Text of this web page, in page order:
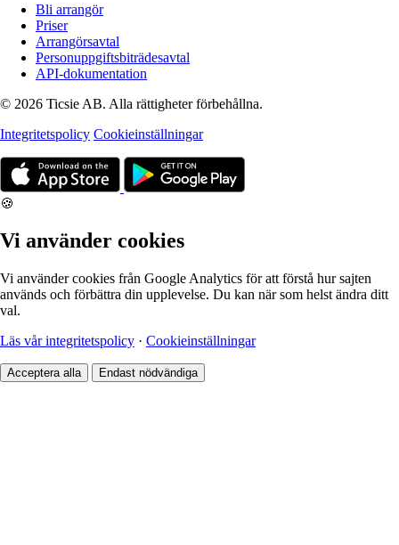
Bli arrangör
Priser
Arrangörsavtal
Personuppgiftsbiträdesavtal
API-dokumentation
© 2026 Ticsie AB. Alla rättigheter förbehållna.
Integritetspolicy Cookieinställningar
🍪
Vi använder cookies
Vi använder cookies från Google Analytics för att förstå hur sajten
används och förbättra din upplevelse. Du kan när som helst ändra ditt
val.
Läs vår integritetspolicy · Cookieinställningar
Acceptera alla Endast nödvändiga